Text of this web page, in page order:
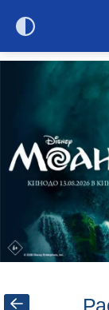
Сегодня в
О
Контакты
Акции и